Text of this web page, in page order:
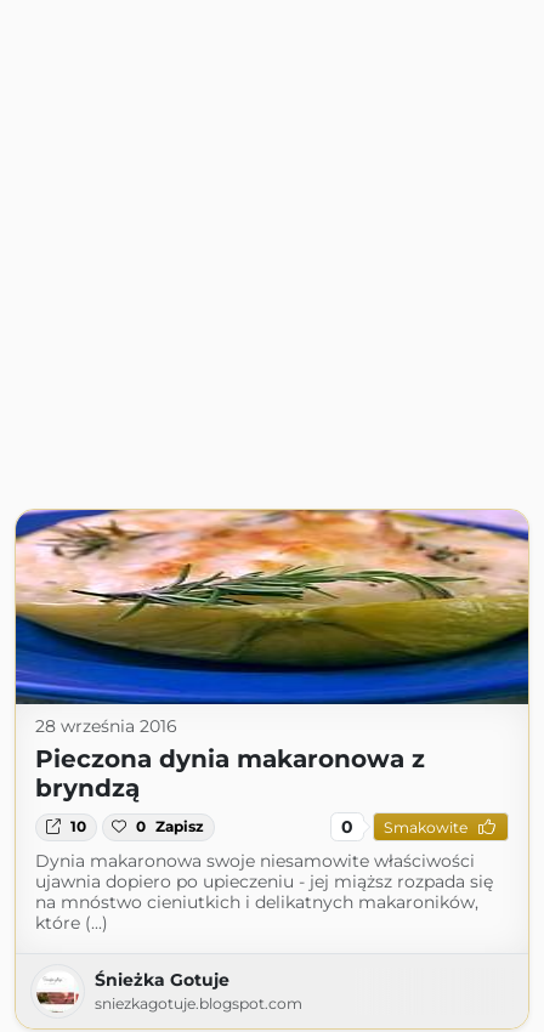
28 września 2016
Pieczona dynia makaronowa z
bryndzą
10 0 Zapisz 0 Smakowite
Dynia makaronowa swoje niesamowite właściwości
ujawnia dopiero po upieczeniu - jej miąższ rozpada się
na mnóstwo cieniutkich i delikatnych makaroników,
które (...)
Śnieżka Gotuje
sniezkagotuje.blogspot.com